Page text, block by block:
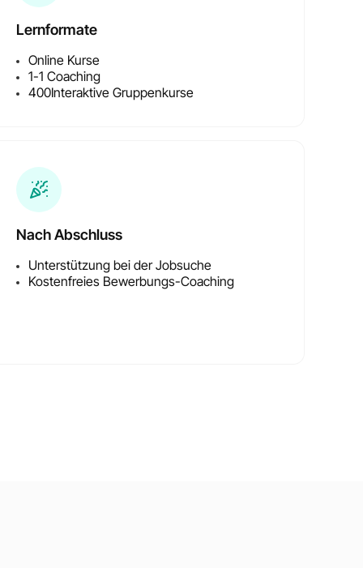
Lernformate
Online Kurse
1-1 Coaching
400Interaktive Gruppenkurse
Nach Abschluss
Unterstützung bei der Jobsuche
Kostenfreies Bewerbungs-Coaching